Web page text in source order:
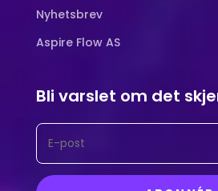
Nyhetsbrev
Aspire Flow AS
Bli varslet om det